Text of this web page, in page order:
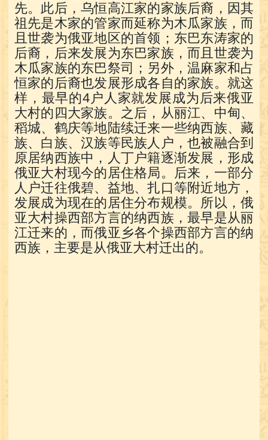
先。此后，乌恒高江家的家族后裔，因其
祖先是木家的管家而延称为木瓜家族，而
且世袭为俄亚地区的首领；东巴东涛家的
后裔，后来发展为东巴家族，而且世袭为
木瓜家族的东巴祭司；另外，温麻家和占
恒家的后裔也发展形成各自的家族。就这
样，最早的4户人家就发展成为后来俄亚
大村的四大家族。之后，从丽江、中甸、
稻城、鹤庆等地陆续迁来一些纳西族、藏
族、白族、汉族等民族人户，也被融合到
原居纳西族中，人丁户籍逐渐发展，形成
俄亚大村现今的居住格局。后来，一部分
人户迁往俄碧、益地、扎口等附近地方，
发展成为现在的居住分布规模。所以，俄
亚大村操西部方言的纳西族，最早是从丽
江迁来的，而俄亚乡各个操西部方言的纳
西族，主要是从俄亚大村迁出的。